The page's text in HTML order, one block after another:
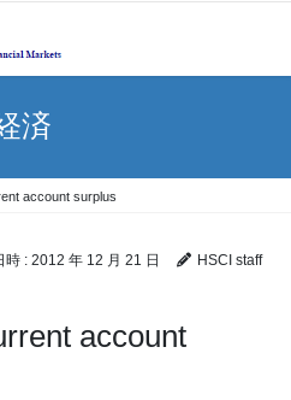
済
account surplus
時 : 2012 年 12 月 21 日 HSCI staff
account